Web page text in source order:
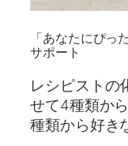
「あなたにぴっ
サポート
レシピストの
せて4種類か
種類から好き